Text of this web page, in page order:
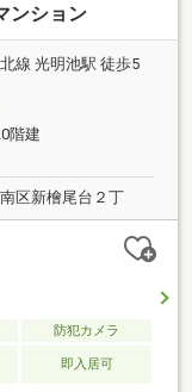
歩約５分（約４０
約４００ｍ）・Ｊ
５０ｍ）・南海高
０ｍ）・ＪＲ阪和
ｍ）◎広さも 陽
しい住まいです◎
ンション
線 光明池駅 徒歩5
階建
区新檜尾台２丁
防犯カメラ
即入居可